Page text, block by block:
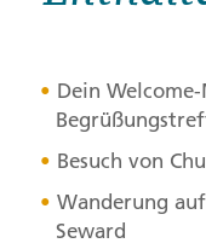
Dein
Besuch von
Wanderung
Seward